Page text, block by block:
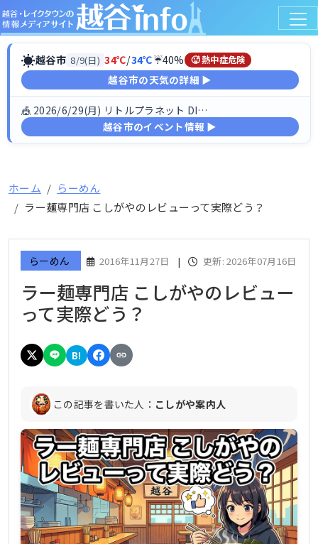
☀越谷市 8/9(日) 34℃/34℃☔40% 🥵 熱中症危険
越谷市の天気の詳細 ▶
🎪 2026/6/29(月) リトルプラネット DINO FESTIV…
越谷市のイベント情報 ▶
ホーム
らーめん
ラー麺専門店 こしがやのレビューって実際どう？
らーめん 2016年11月27日 | 更新: 2026年07月16日
ラー麺専門店 こしがやのレビュー
って実際どう？
B!
この記事を書いた人： こしがや案内人